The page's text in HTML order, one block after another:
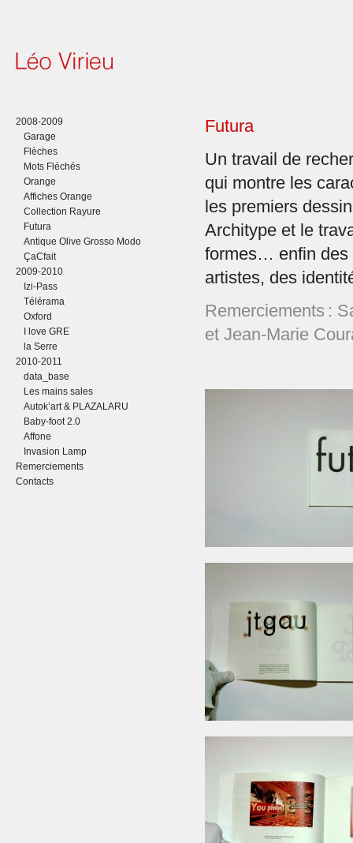
2008-2009
Garage
Flèches
Mots Fléchés
Orange
Affiches Orange
Collection Rayure
Futura
Antique Olive Grosso Modo
ÇaCfait
2009-2010
Izi-Pass
Télérama
Oxford
I love GRE
la Serre
2010-2011
data_base
Les mains sales
Autok’art & PLAZALARU
Baby-foot 2.0
Affone
Invasion Lamp
Remerciements
Contacts
Futura
Un travail de
qui montre les
les premiers
Architype et le
formes… enfin des
artistes, des
Remerciements :
et Jean-Marie